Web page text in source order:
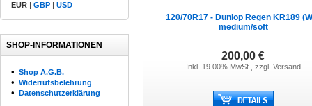
EUR | GBP | USD
SHOP-INFORMATIONEN
• Shop A.G.B.
• Widerrufsbelehrung
• Datenschutzerklärung
120/70R17 - Dunlop Regen KR189
medium/soft
200,00 €
Inkl. 19.00% MwSt., zzgl. Versand